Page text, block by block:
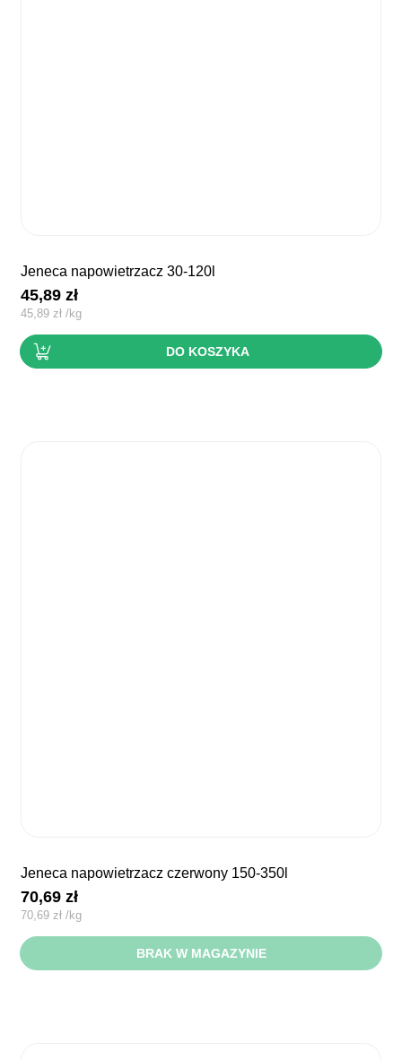
jeneca napowietrzacz 30-120l
45,89zł
45,89zł /kg
DO KOSZYKA
jeneca napowietrzacz czerwony 150-350l
70,69zł
70,69 zł /kg
BRAK W MAGAZYNIE